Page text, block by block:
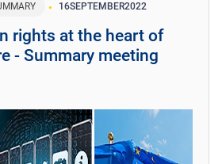
16SEPTEMBER2022
rights at the heart of
- Summary meeting